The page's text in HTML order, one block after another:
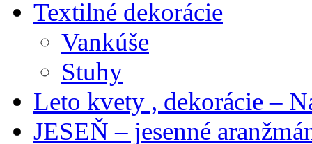
Textilné dekorácie
Vankúše
Stuhy
Leto kvety , dekorácie –
JESEŇ – jesenné